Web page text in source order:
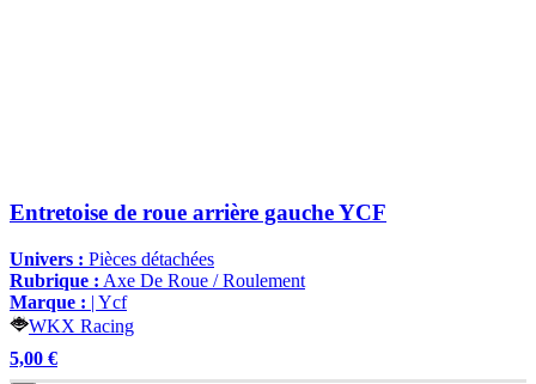
Entretoise de roue arrière gauche YCF
Univers : Pièces détachées
Rubrique : Axe De Roue / Roulement
Marque : | Ycf
WKX Racing
5,00 €